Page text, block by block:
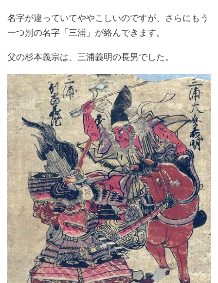
名字が違っていてややこしいのですが、さらにもう
一つ別の名字「三浦」が絡んできます。
父の杉本義宗は、三浦義明の長男でした。